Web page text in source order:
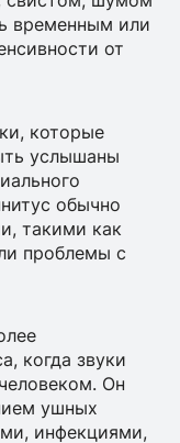
временным или
от
которые
услышаны
обычно
такими как
проблемы с
когда звуки
Он
ушных
инфекциями,